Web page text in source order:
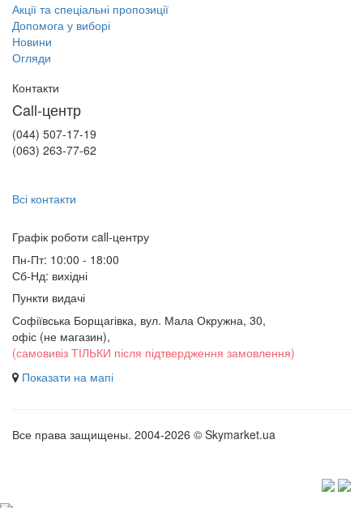
Акції та спеціальні пропозиції
Допомога у виборі
Новини
Огляди
Контакти
Call-центр
(044) 507-17-19
(063) 263-77-62
Всі контакти
Графік роботи сall-центру
Пн-Пт: 10:00 - 18:00
Сб-Нд: вихідні
Пункти видачі
Софіївська Борщагівка, вул. Мала Окружна, 30,
офіс (не магазин),
(самовивіз ТІЛЬКИ після підтвердження замовлення)
Показати на мапі
Все права защищены. 2004-2026 © Skymarket.ua